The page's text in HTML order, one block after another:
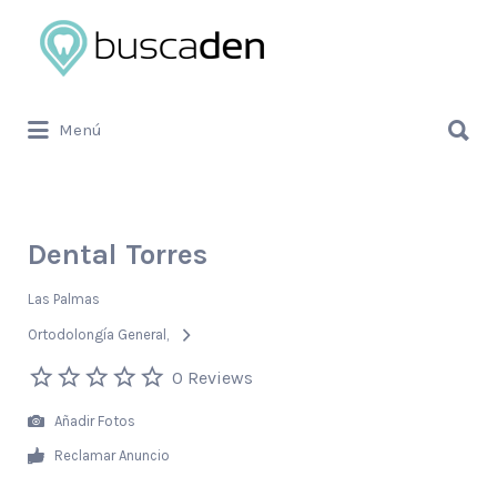
Buscar
por:
Menú
por:
Dental Torres
Las Palmas
Ortodolongía General
0 Reviews
Añadir Fotos
Reclamar Anuncio